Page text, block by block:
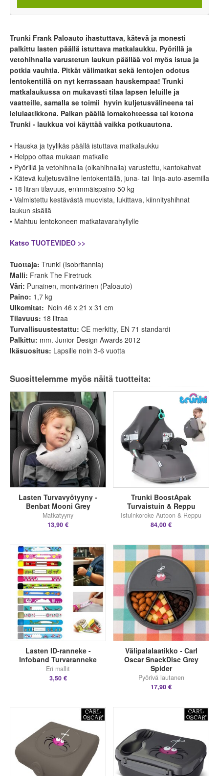
Trunki Frank Paloauto ihastuttava, kätevä ja monesti
palkittu lasten päällä istuttava matkalaukku. Pyörillä ja
vetohihnalla varustetun laukun päällää voi myös istua ja
potkia vauhtia. Pitkät välimatkat sekä lentojen odotus
lentokentillä on nyt kerrassaan hauskempaa! Trunki
matkalaukussa on mukavasti tilaa lapsen leluille ja
vaatteille, samalla se toimii hyvin kuljetusvälineena tai
lelulaatikkona. Paikan päällä lomakohteessa tai kotona
Trunki - laukkua voi käyttää vaikka potkuautona.
• Hauska ja tyylikäs päällä istuttava matkalaukku
• Helppo ottaa mukaan matkalle
• Pyörillä ja vetohihnalla (olkahihnalla) varustettu, kantokahvat
• Kätevä kuljetusväline lentokentällä, juna- tai linja-auto-asemilla
• 18 litran tilavuus, enimmäispaino 50 kg
• Valmistettu kestävästä muovista, lukittava, kiinnityshihnat
laukun sisällä
• Mahtuu lentokoneen matkatavarahyllylle
Katso TUOTEVIDEO >>
Tuottaja: Trunki (Isobritannia)
Malli: Frank The Firetruck
Väri: Punainen, monivärinen (Paloauto)
Paino: 1,7 kg
Ulkomitat: Noin 46 x 21 x 31 cm
Tilavuus: 18 litraa
Turvallisuustestattu: CE merkitty, EN 71 standardi
Palkittu: mm. Junior Design Awards 2012
Ikäsuositus: Lapsille noin 3-6 vuotta
Suosittelemme myös näitä tuotteita:
Lasten Turvavyötyyny -
Benbat Mooni Grey
Matkatyyny
13,90 €
Trunki BoostApak
Turvaistuin & Reppu
Istuinkoroke Autoon & Reppu
84,00 €
Lasten ID-ranneke -
Infoband Turvaranneke
Eri mallit
3,50 €
Välipalalaatikko - Carl
Oscar SnackDisc Grey
Spider
Pyörivä lautanen
17,90 €